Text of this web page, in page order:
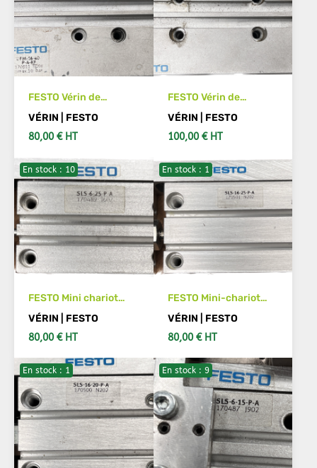
FESTO Vérin de
guidage DFM-16-40-
P-A-KF 170911
VÉRIN | FESTO
80,00 € HT
IN DEN WARENKORB
FESTO Vérin de
guidage DFM-12-50-
P-A-KF Code article
:170904
VÉRIN | FESTO
100,00 € HT
IN DEN WARENKORB
En stock : 10
FESTO Mini chariot
SLS- 6-25-P-A 170489
VÉRIN | FESTO
80,00 € HT
IN DEN WARENKORB
En stock : 1
FESTO Mini-chariot
SLS-16-25-P-A Code
article :170501
VÉRIN | FESTO
80,00 € HT
IN DEN WARENKORB
En stock : 1 En stock : 9